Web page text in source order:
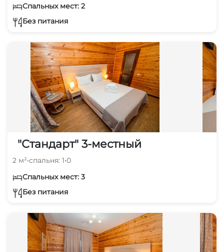
Спальных мест: 2
Без питания
"Стандарт" 3-местный
2 м²•спальня: 1•0
Спальных мест: 3
Без питания